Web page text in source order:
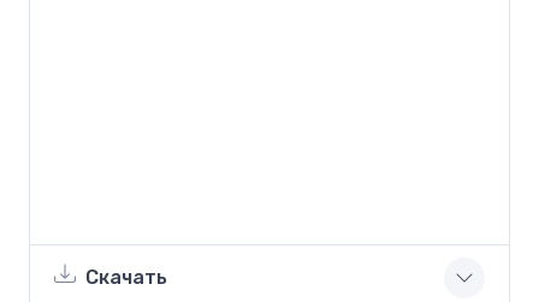
Скачать